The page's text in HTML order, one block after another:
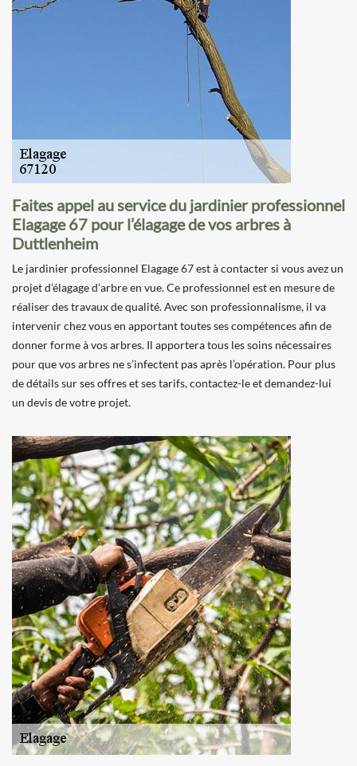
Faites appel au service du jardinier professionnel
Elagage 67 pour l’élagage de vos arbres à
Duttlenheim
Le jardinier professionnel Elagage 67 est à contacter si vous avez un
projet d’élagage d’arbre en vue. Ce professionnel est en mesure de
réaliser des travaux de qualité. Avec son professionnalisme, il va
intervenir chez vous en apportant toutes ses compétences afin de
donner forme à vos arbres. Il apportera tous les soins nécessaires
pour que vos arbres ne s’infectent pas après l’opération. Pour plus
de détails sur ses offres et ses tarifs, contactez-le et demandez-lui
un devis de votre projet.